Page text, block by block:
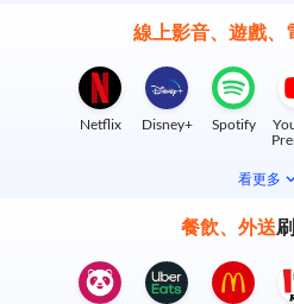
線上影音、遊戲、
Netflix Disney+ Spotify
看更多
餐飲、外送